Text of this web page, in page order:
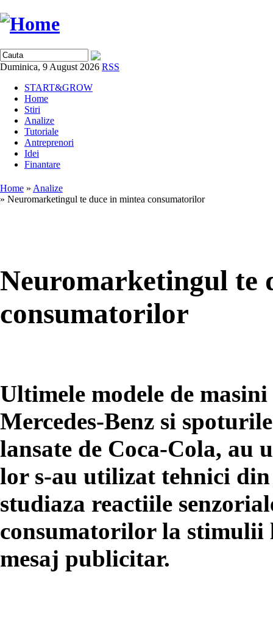
Duminica, 9 August 2026 RSS
START&GROW
Home
Stiri
Analize
Tutoriale
Antreprenori
Idei
Finantare
Home » Analize
» Neuromarketingul te duce in mintea consumatorilor
Neuromarketingul te
consumatorilor
Ultimele modele de
Mercedes-Benz si
lansate de Coca-Cola, au
lor s-au utilizat tehnici
studiaza reactiile
consumatorilor la stimulii
mesaj publicitar.